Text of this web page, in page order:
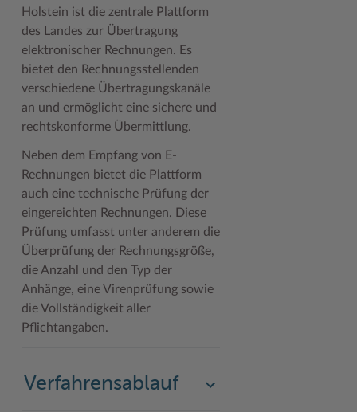
#MeinStormarn
Karrieretag
Holstein ist die zentrale Plattform
des Landes zur Übertragung
elektronischer Rechnungen. Es
bietet den Rechnungsstellenden
verschiedene Übertragungskanäle
an und ermöglicht eine sichere und
rechtskonforme Übermittlung.
Neben dem Empfang von E-
Rechnungen bietet die Plattform
auch eine technische Prüfung der
eingereichten Rechnungen. Diese
Prüfung umfasst unter anderem die
Überprüfung der Rechnungsgröße,
die Anzahl und den Typ der
Anhänge, eine Virenprüfung sowie
die Vollständigkeit aller
Pflichtangaben.
Verfahrensablauf